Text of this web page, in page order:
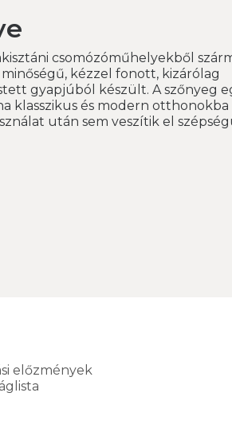
csomózóműhelyekből
kézzel fonott, kizárólag
gyapjúból készült. A szőnyeg
klasszikus és modern otthonokba
után sem veszítik el
előzmények